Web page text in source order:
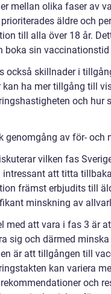
mellan olika faser av
äldre och
till alla över 18 år.
boka sin
också skillnader i
kan ha mer tillgång till
och hur
genomgång av för- och
vilken fas
intressant att titta
främst erbjudits till
minskning av
med att vara i fas 3 är
sig och därmed
är att tillgången till
kan variera
och